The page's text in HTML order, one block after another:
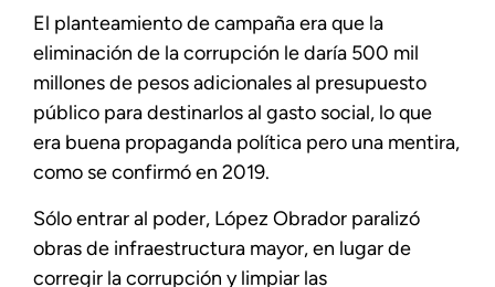
El planteamiento de campaña era que la
eliminación de la corrupción le daría 500 mil
millones de pesos adicionales al presupuesto
público para destinarlos al gasto social, lo que
era buena propaganda política pero una mentira,
como se confirmó en 2019.
Sólo entrar al poder, López Obrador paralizó
obras de infraestructura mayor, en lugar de
corregir la corrupción y limpiar las